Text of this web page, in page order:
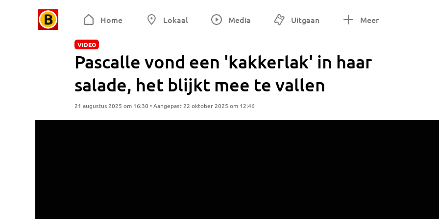
Home Lokaal Media Uitgaan Meer
VIDEO
Pascalle vond een 'kakkerlak' in haar
salade, het blijkt mee te vallen
21 augustus 2025 om 16:30 • Aangepast 22 oktober 2025 om 12:46